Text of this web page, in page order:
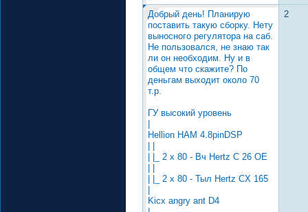
Добрый день! Планирую
поставить такую сборку. Нету
выносного регулятора на саб.
Не пользовался, не знаю так
ли он необходим. Ну и в
общем что скажите? По
деньгам выходит около 70
т.р.
ГУ высокий уровень
Hellion HAM 4.8pinDSP
| |_ 2 x 80 - Вч Hertz C 26 OE
| |_ 2 x 80 - Тыл Hertz CX 165
Kicx angry ant D4
2